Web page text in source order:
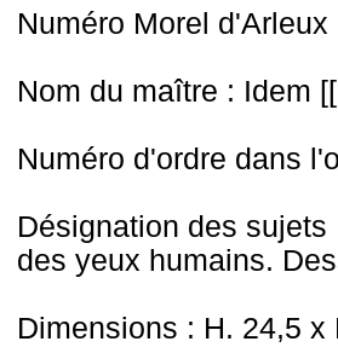
Numéro Morel d'Arleux
Nom du maître : Idem
Numéro d'ordre dans
Désignation des
des yeux humains.
Dimensions : H. 24,5 x